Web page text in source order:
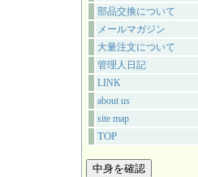
部品交換について
メールマガジン
大量注文について
管理人日記
LINK
about us
site map
TOP